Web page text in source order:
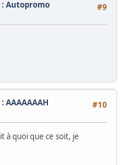
#9
: Autopromo
#10
: AAAAAAAH
à quoi que ce soit, je